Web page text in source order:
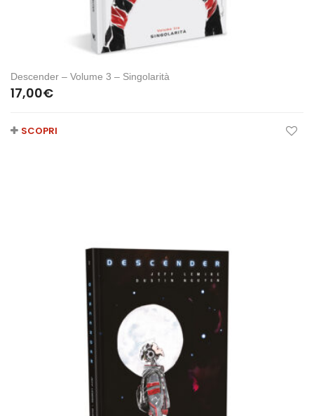
Descender – Volume 3 – Singolarità
17,00€
SCOPRI